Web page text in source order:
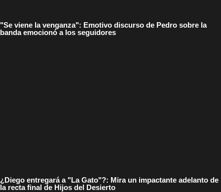
"Se viene la venganza": Emotivo discurso de Pedro sobre la
banda emocionó a los seguidores
¿Diego entregará a "La Gato"?: Mira un impactante adelanto de
la recta final de Hijos del Desierto